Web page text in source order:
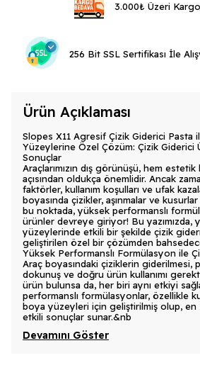
3.000₺ Üzeri
256 Bit SSL Sertifikası İle
Ürün Açıklaması
Slopes X11 Agresif Çizik Giderici Pasta
Yüzeylerine Özel Çözüm: Çizik Giderici
Sonuçlar
Araçlarımızın dış görünüşü, hem
açısından oldukça önemlidir. Ancak
faktörler, kullanım koşulları ve ufak
boyasında çizikler, aşınmalar ve
bu noktada, yüksek performanslı
ürünler devreye giriyor! Bu yazımızda,
yüzeylerinde etkili bir şekilde çizik
geliştirilen özel bir çözümden
Yüksek Performanslı Formülasyon ile
Araç boyasındaki çiziklerin giderilmesi,
dokunuş ve doğru ürün kullanımı
ürün bulunsa da, her biri aynı etkiyi
performanslı formülasyonlar, özellikle
boya yüzeyleri için geliştirilmiş olup,
etkili sonuçlar sunar.&nb
Devamını Göster